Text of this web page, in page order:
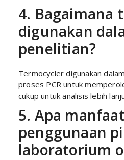
4. Bagaimana
digunakan
penelitian?
Termocycler digunakan
proses PCR untuk
cukup untuk analisis lebih
5. Apa manfaat
penggunaan
laboratorium